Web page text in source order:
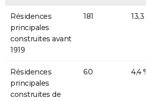
Résidences
principales
construites avant
1919
181 13,3
Résidences
principales
construites de
60 4,4